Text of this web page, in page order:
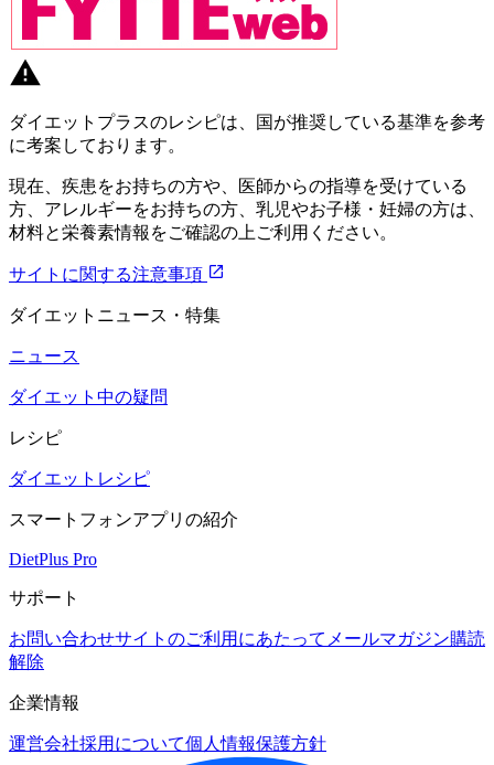
ダイエットプラスのレシピは、国が推奨している基準を参考
に考案しております。
現在、疾患をお持ちの方や、医師からの指導を受けている
方、アレルギーをお持ちの方、乳児やお子様・妊婦の方は、
材料と栄養素情報をご確認の上ご利用ください。
サイトに関する注意事項
ダイエットニュース・特集
ニュース
ダイエット中の疑問
レシピ
ダイエットレシピ
スマートフォンアプリの紹介
DietPlus Pro
サポート
お問い合わせサイトのご利用にあたって メールマガジン購読
解除
企業情報
運営会社採用について個人情報保護方針